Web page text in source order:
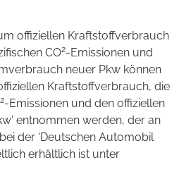
offiziellen Kraftstoffverbrauch
CO2-Emissionen und
neuer Pkw können
Kraftstoffverbrauch, die
2-Emissionen und den offiziellen
entnommen werden, der an
der 'Deutschen Automobil
erhältlich ist unter